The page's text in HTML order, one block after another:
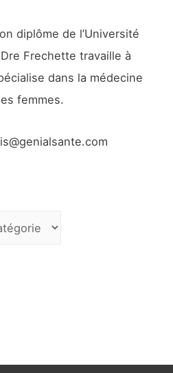
diplôme de l’Université
Frechette travaille à
dans la médecine
femmes.